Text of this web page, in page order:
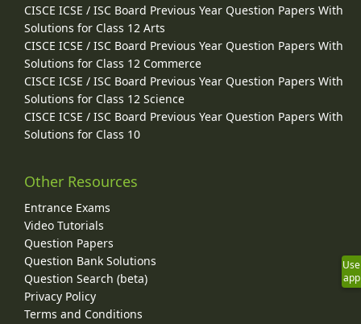
CISCE ICSE / ISC Board Previous Year Question Papers With
Solutions for Class 12 Arts
CISCE ICSE / ISC Board Previous Year Question Papers With
Solutions for Class 12 Commerce
CISCE ICSE / ISC Board Previous Year Question Papers With
Solutions for Class 12 Science
CISCE ICSE / ISC Board Previous Year Question Papers With
Solutions for Class 10
Other Resources
Entrance Exams
Video Tutorials
Question Papers
Question Bank Solutions
Question Search (beta)
Privacy Policy
Terms and Conditions
Use
app